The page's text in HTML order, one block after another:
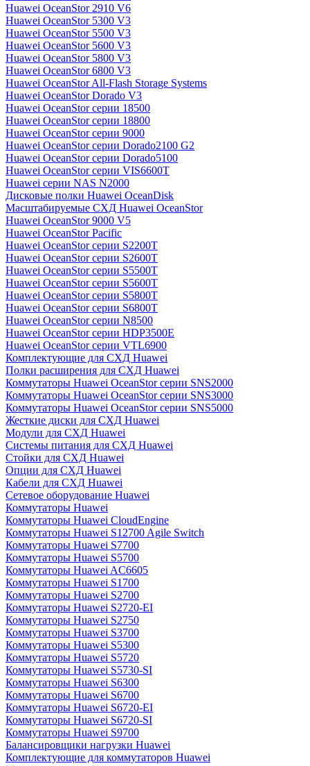
Huawei OceanStor 2910 V6
Huawei OceanStor 5300 V3
Huawei OceanStor 5500 V3
Huawei OceanStor 5600 V3
Huawei OceanStor 5800 V3
Huawei OceanStor 6800 V3
Huawei OceanStor All-Flash Storage Systems
Huawei OceanStor Dorado V3
Huawei OceanStor серии 18500
Huawei OceanStor серии 18800
Huawei OceanStor серии 9000
Huawei OceanStor серии Dorado2100 G2
Huawei OceanStor серии Dorado5100
Huawei OceanStor серии VIS6600T
Huawei серии NAS N2000
Дисковые полки Huawei OceanDisk
Масштабируемые СХД Huawei OceanStor
Huawei OceanStor 9000 V5
Huawei OceanStor Pacific
Huawei OceanStor серии S2200T
Huawei OceanStor серии S2600T
Huawei OceanStor серии S5500T
Huawei OceanStor серии S5600T
Huawei OceanStor серии S5800T
Huawei OceanStor серии S6800T
Huawei OceanStor серии N8500
Huawei OceanStor серии HDP3500E
Huawei OceanStor серии VTL6900
Комплектующие для СХД Huawei
Полки расширения для СХД Huawei
Коммутаторы Huawei OceanStor серии SNS2000
Коммутаторы Huawei OceanStor серии SNS3000
Коммутаторы Huawei OceanStor серии SNS5000
Жесткие диски для СХД Huawei
Модули для СХД Huawei
Системы питания для СХД Huawei
Стойки для СХД Huawei
Опции для СХД Huawei
Кабели для СХД Huawei
Сетевое оборудование Huawei
Коммутаторы Huawei
Коммутаторы Huawei CloudEngine
Коммутаторы Huawei S12700 Agile Switch
Коммутаторы Huawei S7700
Коммутаторы Huawei S5700
Коммутаторы Huawei AC6605
Коммутаторы Huawei S1700
Коммутаторы Huawei S2700
Коммутаторы Huawei S2720-EI
Коммутаторы Huawei S2750
Коммутаторы Huawei S3700
Коммутаторы Huawei S5300
Коммутаторы Huawei S5720
Коммутаторы Huawei S5730-SI
Коммутаторы Huawei S6300
Коммутаторы Huawei S6700
Коммутаторы Huawei S6720-EI
Коммутаторы Huawei S6720-SI
Коммутаторы Huawei S9700
Балансировщики нагрузки Huawei
Комплектующие для коммутаторов Huawei